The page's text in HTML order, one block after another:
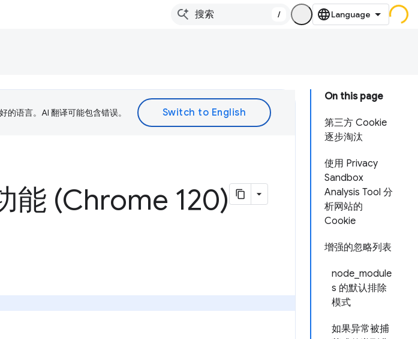
/
On this page
第三方 Cookie
逐步淘汰
使用 Privacy
Sandbox
Analysis Tool 分
析网站的
Cookie
增强的忽略列表
node_module
s 的默认排除
模式
如果异常被捕
语言。AI 翻译可能包含错误。
能 (Chrome 120)